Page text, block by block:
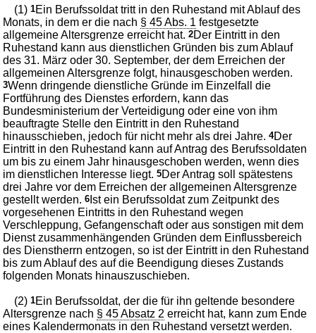
Zweiter Abschnitt Rechtsstellung der Berufssoldaten und
der Soldaten auf Zeit
3. Beendigung des Dienstverhältnisses
a) Beendigung des Dienstverhältnisses eines
Berufssoldaten
(1)1Ein Berufssoldat tritt in den Ruhestand mit Ablauf des
Monats, in dem er die nach § 45 Abs. 1 festgesetzte
allgemeine Altersgrenze erreicht hat.2Der Eintritt in den
Ruhestand kann aus dienstlichen Gründen bis zum Ablauf
des 31. März oder 30. September, der dem Erreichen der
allgemeinen Altersgrenze folgt, hinausgeschoben werden.
3Wenn dringende dienstliche Gründe im Einzelfall die
Fortführung des Dienstes erfordern, kann das
Bundesministerium der Verteidigung oder eine von ihm
beauftragte Stelle den Eintritt in den Ruhestand
hinausschieben, jedoch für nicht mehr als drei Jahre.4Der
Eintritt in den Ruhestand kann auf Antrag des Berufssoldaten
um bis zu einem Jahr hinausgeschoben werden, wenn dies
im dienstlichen Interesse liegt.5Der Antrag soll spätestens
drei Jahre vor dem Erreichen der allgemeinen Altersgrenze
gestellt werden.6 Ist ein Berufssoldat zum Zeitpunkt des
vorgesehenen Eintritts in den Ruhestand wegen
Verschleppung, Gefangenschaft oder aus sonstigen mit dem
Dienst zusammenhängenden Gründen dem Einflussbereich
des Dienstherrn entzogen, so ist der Eintritt in den Ruhestand
bis zum Ablauf des auf die Beendigung dieses Zustands
folgenden Monats hinauszuschieben.
(2)1Ein Berufssoldat, der die für ihn geltende besondere
Altersgrenze nach § 45 Absatz 2 erreicht hat, kann zum Ende
eines Kalendermonats in den Ruhestand versetzt werden.